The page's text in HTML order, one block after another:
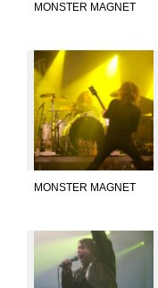
MONSTER MAGNET
MONSTER MAGNET